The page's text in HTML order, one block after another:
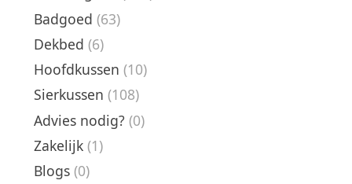
Badgoed (63)
Dekbed (6)
Hoofdkussen (10)
Sierkussen (108)
Advies nodig? (0)
Zakelijk (1)
Blogs (0)